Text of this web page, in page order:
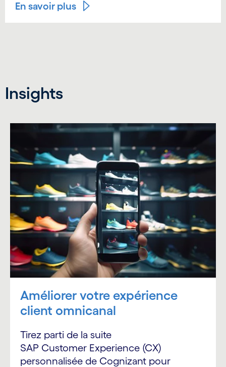
En savoir plus
Insights
Améliorer votre expérience
client omnicanal
Tirez parti de la suite
SAP Customer Experience (CX)
personnalisée de Cognizant pour